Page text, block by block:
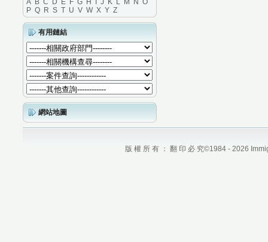
A B C D E F G H J K L M N O
P Q R S T U V W X Y Z
有用鏈結
網站地圖
版 權 所 有 ： 翻 印 必 究©1984 - 2026